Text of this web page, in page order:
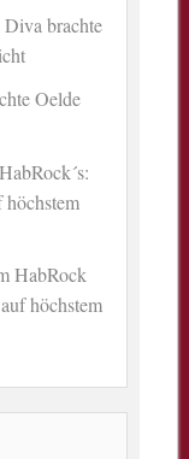
Diva brachte
Oelde
HabRock
höchstem